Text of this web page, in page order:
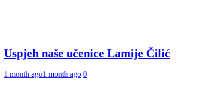
Uspjeh naše učenice Lamije Čilić
1 month ago1 month ago 0